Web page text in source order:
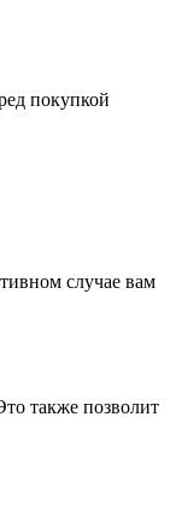
покупкой
случае вам
также позволит